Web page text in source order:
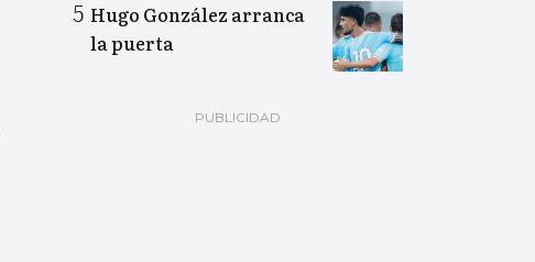
Hugo González arranca
la puerta